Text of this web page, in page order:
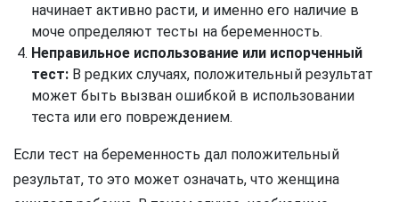
начинает активно расти, и именно его наличие в
моче определяют тесты на беременность.
Неправильное использование или испорченный
тест: В редких случаях, положительный результат
может быть вызван ошибкой в использовании
теста или его повреждением.
Если тест на беременность дал положительный
результат, то это может означать, что женщина